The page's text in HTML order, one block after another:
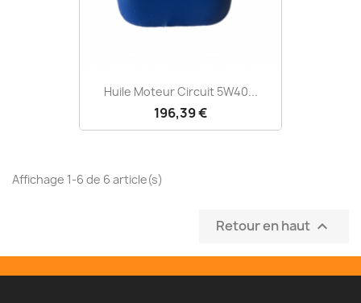
Huile Moteur Circuit 5W40...
196,39 €
Affichage 1-6 de 6 article(s)
Retour en haut 